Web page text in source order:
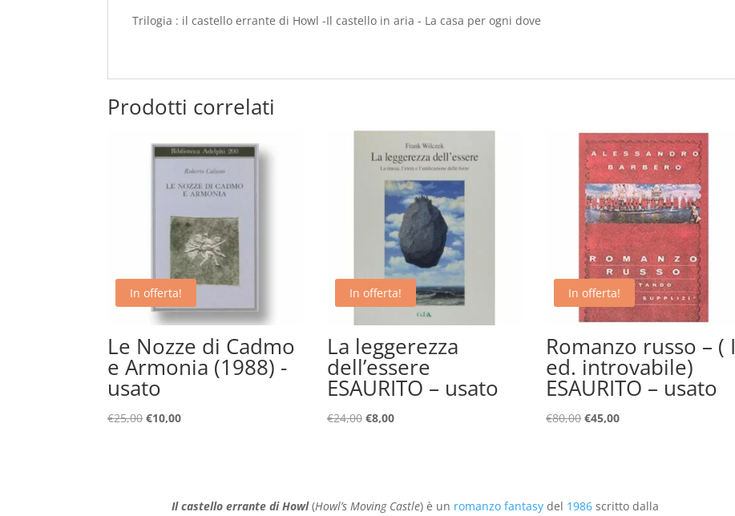
Trilogia : il castello errante di Howl -Il castello in aria - La casa per ogni dove
Prodotti correlati
In offerta!
Le Nozze di Cadmo
e Armonia (1988) -
usato
€25,00Il
€10,00Il
In offerta!
La leggerezza
dell’essere
ESAURITO – usato
€24,00 Il
€8,00Il
In offerta!
Romanzo russo – ( I
ed. introvabile)
ESAURITO – usato
€80,00Il
€45,00Il
Il castello errante di Howl(Howl’s Moving Castle) è un romanzo fantasydel 1986scritto dalla